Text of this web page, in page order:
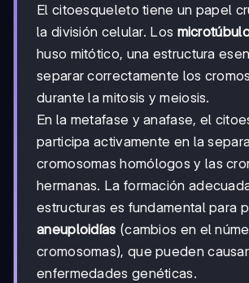
El citoesqueleto tiene un papel
la división celular. Los
huso mitótico, una estructura
separar correctamente los
durante la mitosis y meiosis.
En la metafase y anafase, el
participa activamente en la
cromosomas homólogos y las
hermanas. La formación
estructuras es fundamental para
aneuploidías (cambios en el
cromosomas), que pueden causar
enfermedades genéticas.